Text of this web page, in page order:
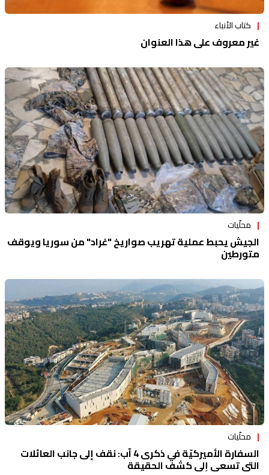
كتاب الأنباء
غير معروف على هذا العنوان
محلّيات
الجيش يحبط عملية تهريب صواريخ "غراد" من سوريا ويوقف
متورطين
محلّيات
السفارة الأميركيّة في ذكرى 4 آب: نقف إلى جانب العائلات
التي تسعى إلى كشف الحقيقة